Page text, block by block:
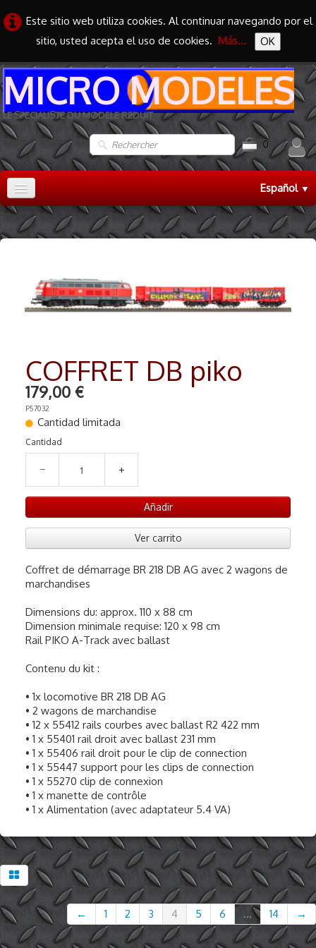
Este sitio web utiliza cookies. Al continuar navegando por el
sitio, usted acepta el uso de cookies. Más... OK
MICRO MODELES
LE SPECIALISTE DU MODELE REDUIT
0
Español▼
Accueil
TRAIN HO▼
MAQUETTES▼
PEINTURE MATIERE PREMIERE▼
Contact
COFFRET DB piko
179,00 €
P57032
Cantidad limitada
Cantidad
− +
Añadir
Ver carrito
Coffret de démarrage BR 218 DB AG avec 2 wagons de
marchandises
Dimensions du: approx. 110 x 88 cm
Dimension minimale requise: 120 x 98 cm
Rail PIKO A-Track avec ballast
Contenu du kit :
• 1x locomotive BR 218 DB AG
• 2 wagons de marchandise
• 12 x 55412 rails courbes avec ballast R2 422 mm
• 1 x 55401 rail droit avec ballast 231 mm
• 1 x 55406 rail droit pour le clip de connection
• 1 x 55447 support pour les clips de connection
• 1 x 55270 clip de connexion
• 1 x manette de contrôle
• 1 x Alimentation (avec adaptateur 5.4 VA)
← 1 2 3 4 5 6 ... 14 →